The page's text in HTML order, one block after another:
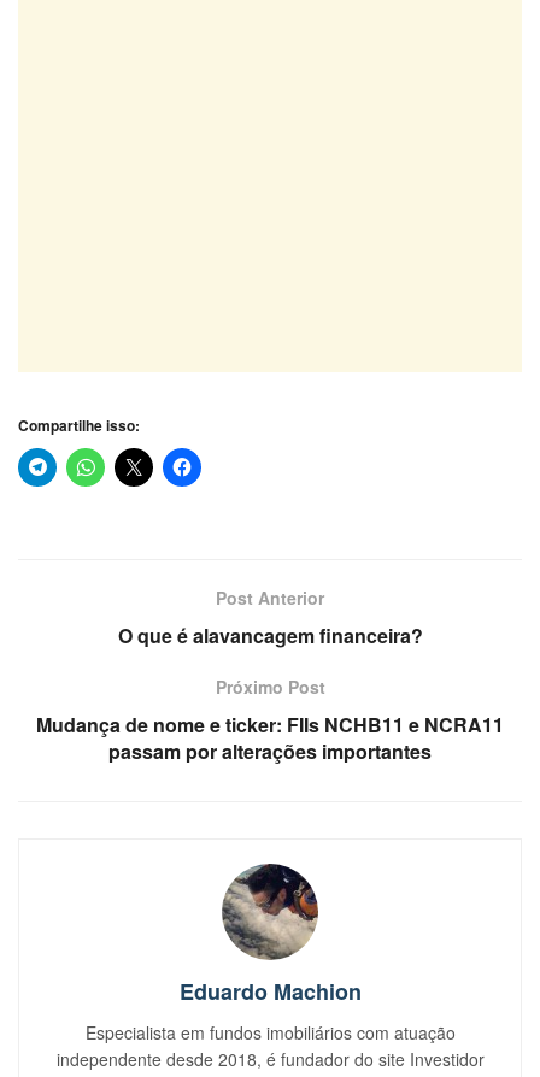
Compartilhe isso:
Post Anterior
O que é alavancagem financeira?
Próximo Post
Mudança de nome e ticker: FIIs NCHB11 e NCRA11
passam por alterações importantes
Eduardo Machion
Especialista em fundos imobiliários com atuação
independente desde 2018, é fundador do site Investidor